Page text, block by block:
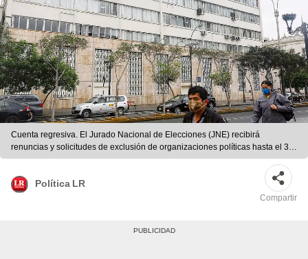
Cuenta regresiva. El Jurado Nacional de Elecciones (JNE) recibirá
renuncias y solicitudes de exclusión de organizaciones políticas hasta el 31
de diciembre. Foto: Félix Contreras/La República
Política LR
Compartir